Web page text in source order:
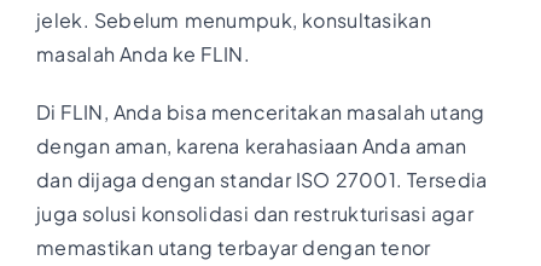
jelek. Sebelum menumpuk, konsultasikan
masalah Anda ke FLIN.
Di FLIN, Anda bisa menceritakan masalah utang
dengan aman, karena kerahasiaan Anda aman
dan dijaga dengan standar ISO 27001. Tersedia
juga solusi konsolidasi dan restrukturisasi agar
memastikan utang terbayar dengan tenor